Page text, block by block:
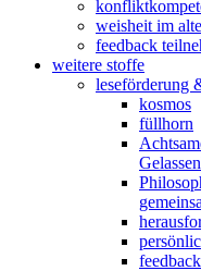
weisheit im
feedback
weitere stoffe
leseförderung
kosmos
füllhorn